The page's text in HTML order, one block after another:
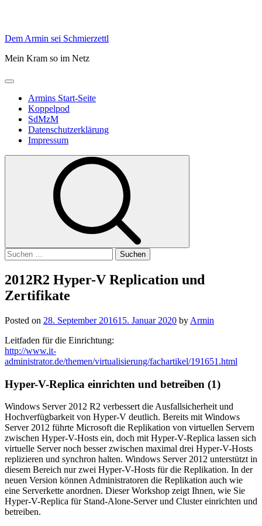
Skip
content
Dem Armin sei Schmierzettl
Mein Kram so im Netz
Primary
Armins Start-Seite
Koppelpod
SdMzM
Datenschutzerklärung
Impressum
Suchen
nach:
2012R2 Hyper-V Replication und
Zertifikate
Posted on 28. September 201615. Januar 2020 by Armin
Leitfaden für die Einrichtung:
http://www.it-
administrator.de/themen/virtualisierung/fachartikel/191651.html
Hyper-V-Replica einrichten und betreiben (1)
Windows Server 2012 R2 verbessert die Ausfallsicherheit und
Hochverfügbarkeit von Hyper-V deutlich. Bereits mit Windows
Server 2012 führte Microsoft die Replikation von virtuellen Servern
zwischen Hyper-V-Hosts ein, doch mit Hyper-V-Replica lassen sich
virtuelle Server noch besser zwischen maximal drei Hyper-V-Hosts
replizieren und synchron halten. Windows Server 2012 unterstützt in
diesem Bereich nur zwei Hyper-V-Hosts für die Replikation. In der
neuen Version können Administratoren die Replikation auch wie
eine Serverkette anordnen. Dieser Workshop zeigt Ihnen, wie Sie
Hyper-V-Replica für Stand-Alone-Server und Cluster einrichten und
betreiben.